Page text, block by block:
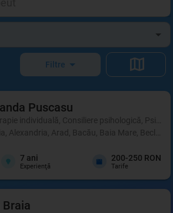
Filtre
Puscasu
individuală, Consiliere psihologică,
Alexandria, Arad, Bacău, Baia Mare,
7 ani
Experienţă
200-250 RON
Tarife
Braia